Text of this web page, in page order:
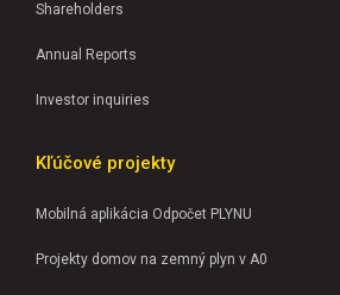
Shareholders
Annual Reports
Investor inquiries
Kľúčové projekty
Mobilná aplikácia Odpočet PLYNU
Projekty domov na zemný plyn v A0